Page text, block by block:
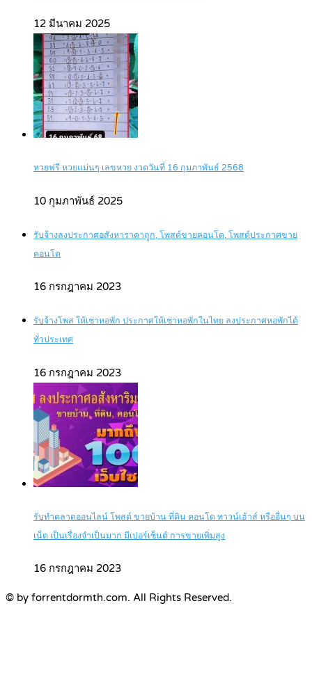
12 มีนาคม 2025
หวยฟรี หวยแม่นๆ เลขหวย งวดวันที่ 16 กุมภาพันธ์ 2568
10 กุมภาพันธ์ 2025
รับจ้างลงประกาศอสังหาราคาถูก, โพสต์ขายคอนโด, โพสต์ประกาศขาย
คอนโด
16 กรกฎาคม 2023
รับจ้างโพส ให้เช่าหอพัก ประกาศให้เช่าหอพักในไทย ลงประกาศหอพักได้
ทั่วประเทศ
16 กรกฎาคม 2023
รับทำตลาดออนไลน์ โพสต์ ขายบ้าน ที่ดิน คอนโด ทาวน์เฮ้าส์ หรืออื่นๆ บน
เน็ต เป็นเรื่องจำเป็นมาก มีเปอร์เซ็นต์ การขายเพิ่มสูง
16 กรกฎาคม 2023
© by forrentdormth.com. All Rights Reserved.